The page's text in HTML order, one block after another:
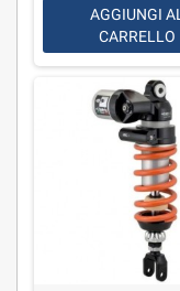
AGGIUNGI AL
CARRELLO